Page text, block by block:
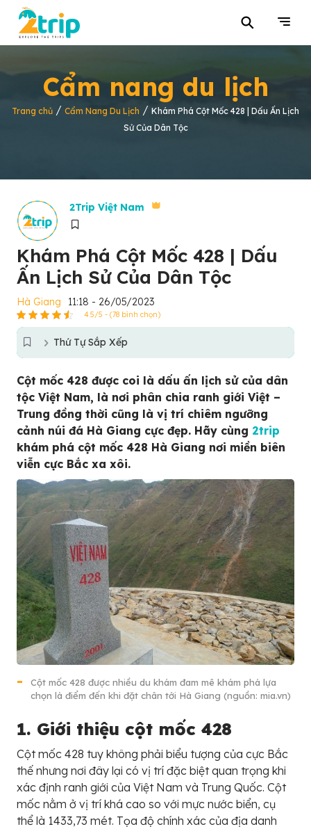
⚲
Cẩm nang du lịch
Trang chủ / Cẩm Nang Du Lịch / Khám Phá Cột Mốc 428 | Dấu Ấn Lịch
Sử Của Dân Tộc
2Trip Việt Nam
Khám Phá Cột Mốc 428 | Dấu
Ấn Lịch Sử Của Dân Tộc
Hà Giang 11:18 - 26/05/2023
4.5/5 - (78 bình chọn)
Thứ Tự Sắp Xếp
Cột mốc 428 được coi là dấu ấn lịch sử của dân
tộc Việt Nam, là nơi phân chia ranh giới Việt –
Trung đồng thời cũng là vị trí chiêm ngưỡng
cảnh núi đá Hà Giang cực đẹp. Hãy cùng 2trip
khám phá cột mốc 428 Hà Giang nơi miền biên
viễn cực Bắc xa xôi.
Cột mốc 428 được nhiều du khám đam mê khám phá lựa
chọn là điểm đến khi đặt chân tới Hà Giang (nguồn: mia.vn)
1. Giới thiệu cột mốc 428
Cột mốc 428 tuy không phải biểu tượng của cực Bắc
thế nhưng nơi đây lại có vị trí đặc biệt quan trọng khi
xác định ranh giới của Việt Nam và Trung Quốc. Cột
mốc nằm ở vị trí khá cao so với mực nước biển, cụ
thể là 1433,73 mét. Tọa độ chính xác của địa danh